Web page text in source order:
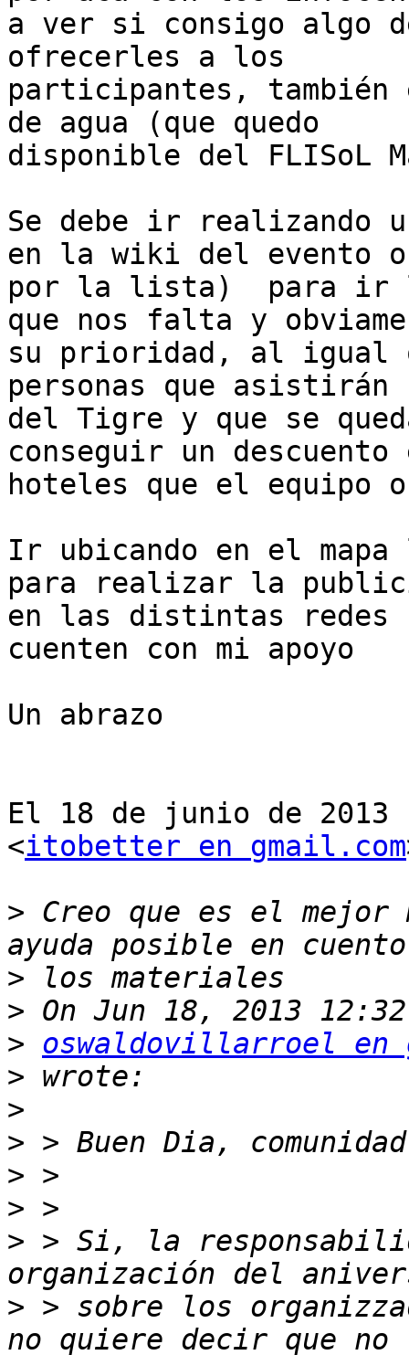
a ver si consigo algo
ofrecerles a los
participantes, también
de agua (que quedo
disponible del FLISoL
Se debe ir realizando
en la wiki del evento o
por la lista)  para ir
que nos falta y
su prioridad, al igual
personas que asistirán
del Tigre y que se
conseguir un
hoteles que el equipo
Ir ubicando en el
para realizar la
en las distintas redes
cuenten con mi apoyo
Un abrazo
El 18 de junio de
<itobetter en gmail.com
> Creo que es el mejor
>
>
> oswaldovillarroel en
>
>
>
>
>
> > Si, la
> > sobre los